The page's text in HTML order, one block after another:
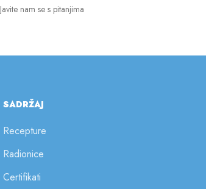
Javite nam se s pitanjima
SADRŽAJ
Recepture
Radionice
Certifikati